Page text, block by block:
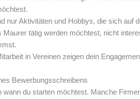
nur Aktivitäten und Hobbys, die sich auf
Maurer tätig werden möchtest, nicht
in Vereinen zeigen dein
Bewerbungsschreibens
wann du starten möchtest. Manche